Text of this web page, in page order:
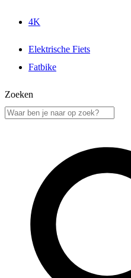
4K
Elektrische Fiets
Fatbike
Zoeken